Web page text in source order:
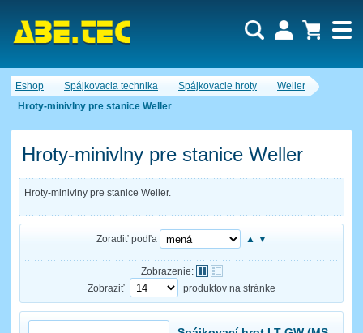
Eshop Spájkovacia technika Spájkovacie hroty
Weller
Hroty-minivlny pre stanice Weller
Hroty-minivlny pre stanice Weller
Hroty-minivlny pre stanice Weller.
Zoradiť podľa ▲ ▼
Zobrazenie:
Zobraziť
produktov na stránke
Dopytový košík je prázdny!
Počet produktov:0